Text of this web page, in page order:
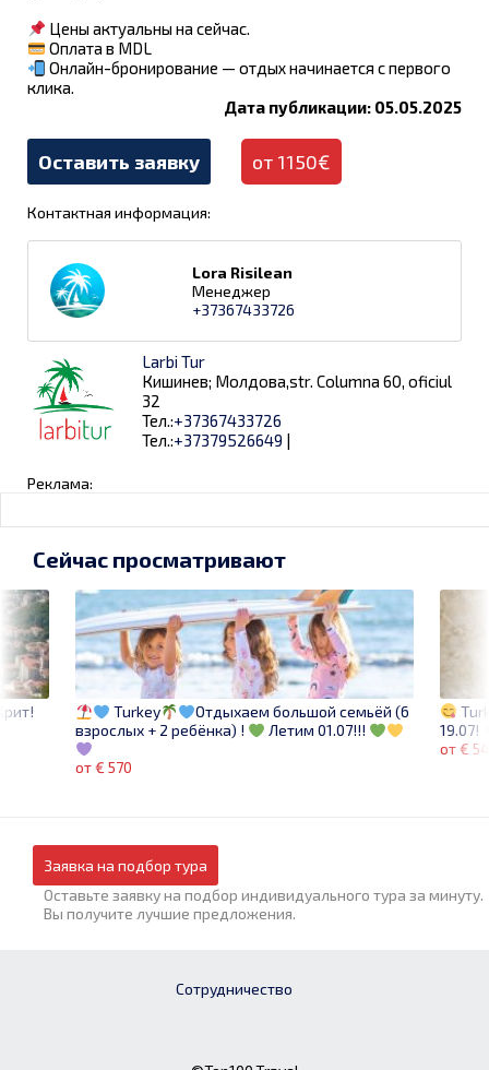
Цены актуальны на сейчас.
Оплата в MDL
Онлайн-бронирование — отдых начинается с первого
клика.
Дата публикации: 05.05.2025
Оставить заявку от 1150€
Контактная информация:
Lora Risilean
Менеджер
+37367433726
Larbi Tur
Кишинев; Молдова,str. Columna 60, oficiul
32
Тел.:+37367433726
Тел.:+37379526649 |
Реклама:
19.07!
от €
Сейчас просматривают
Turkey
Отдыхаем большой семьёй (6
взрослых + 2 ребёнка) !
Летим 01.07!!!
от € 570
Заявка на подбор тура
Оставьте заявку на подбор индивидуального тура за минуту.
Вы получите лучшие предложения.
Сотрудничество